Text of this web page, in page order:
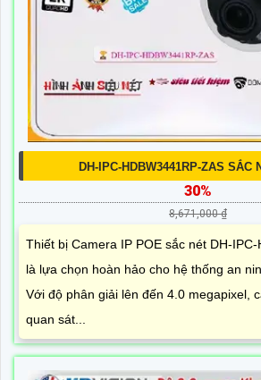
DH-IPC-HDBW3441RP-ZAS SẮC
30%
8,671,000 ₫
Thiết bị Camera IP POE sắc nét DH-
là lựa chọn hoàn hảo cho hệ thống an
Với độ phân giải lên đến 4.0 megapixel,
quan sát...